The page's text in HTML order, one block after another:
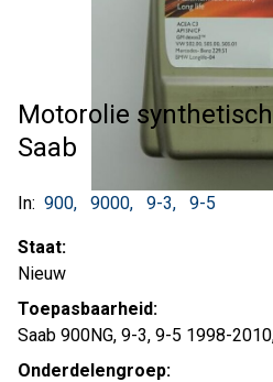
Motorolie
Saab
In: 900 9000 9-3 9-5
Staat:
Nieuw
Toepasbaarheid:
Saab 900NG, 9-3, 9-5 1998-
Onderdelengroep: